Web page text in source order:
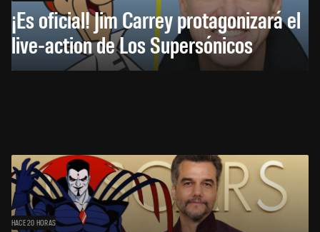
¡Es oficial! Jim Carrey protagonizará el
live-action de Los Supersónicos
HACE 20 HORAS